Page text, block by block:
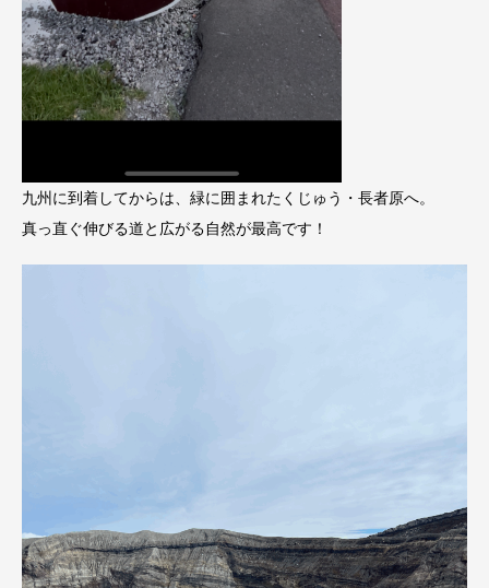
九州に到着してからは、緑に囲まれたくじゅう・長者原へ。
真っ直ぐ伸びる道と広がる自然が最高です！